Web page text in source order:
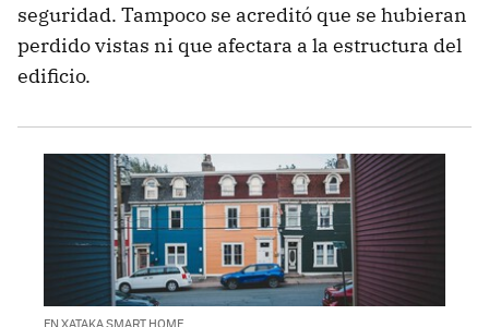
seguridad. Tampoco se acreditó que se hubieran
perdido vistas ni que afectara a la estructura del
edificio.
EN XATAKA SMART HOME